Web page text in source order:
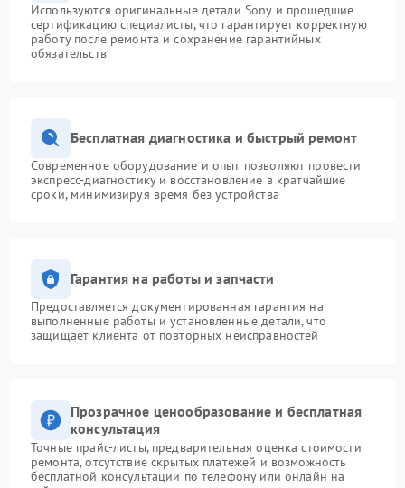
Используются оригинальные детали Sony и прошедшие
сертификацию специалисты, что гарантирует корректную
работу после ремонта и сохранение гарантийных
обязательств
Бесплатная диагностика и быстрый ремонт
Современное оборудование и опыт позволяют провести
экспресс-диагностику и восстановление в кратчайшие
сроки, минимизируя время без устройства
Гарантия на работы и запчасти
Предоставляется документированная гарантия на
выполненные работы и установленные детали, что
защищает клиента от повторных неисправностей
Прозрачное ценообразование и бесплатная
консультация
Точные прайс-листы, предварительная оценка стоимости
ремонта, отсутствие скрытых платежей и возможность
бесплатной консультации по телефону или онлайн на